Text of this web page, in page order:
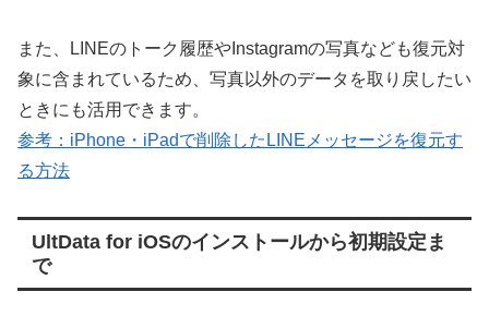
また、LINEのトーク履歴やInstagramの写真なども復元対
象に含まれているため、写真以外のデータを取り戻したい
ときにも活用できます。
参考：iPhone・iPadで削除したLINEメッセージを復元す
る方法
UltData for iOSのインストールから初期設定ま
で